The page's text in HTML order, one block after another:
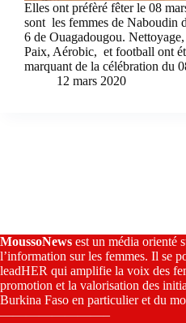
Elles ont préfèré fêter le 08
sont les femmes de Naboudin
6 de Ouagadougou.
Paix, Aérobic, et football ont
marquant de la célébration du
12 mars 2020
MoussoNews est un média orienté
l’information sur les femmes. Il se
leadHER qui amplifie la voix des
promotion et la valorisation des
Burkina Faso en particulier et du
————————–